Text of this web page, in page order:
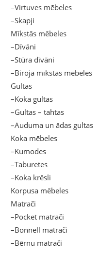
–Virtuves mēbeles
–Skapji
Mīkstās mēbeles
–Dīvāni
–Stūra dīvāni
–Biroja mīkstās mēbeles
Gultas
–Koka gultas
–Gultas – tahtas
–Auduma un ādas gultas
Koka mēbeles
–Kumodes
–Taburetes
–Koka krēsli
Korpusa mēbeles
Matrači
–Pocket matrači
–Bonnell matrači
–Bērnu matrači